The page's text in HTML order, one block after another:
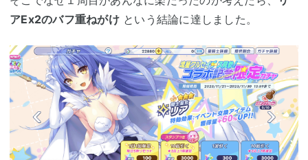
アEx2のバフ重ねがけという結論に達しました。